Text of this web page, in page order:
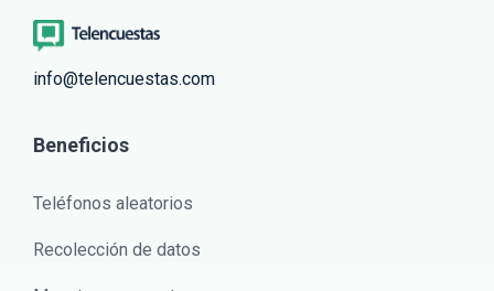
info@telencuestas.com
Beneficios
Teléfonos aleatorios
Recolección de datos